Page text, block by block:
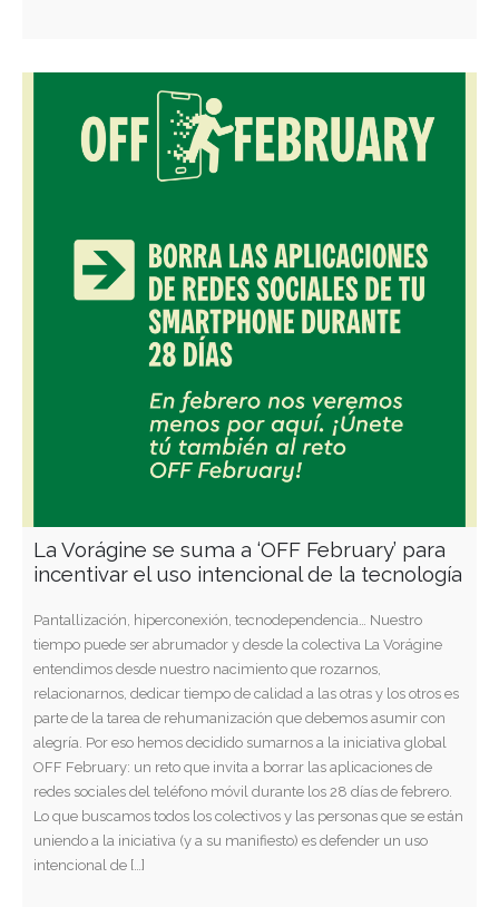
La Vorágine se suma a ‘OFF February’ para
incentivar el uso intencional de la tecnología
Pantallización, hiperconexión, tecnodependencia… Nuestro
tiempo puede ser abrumador y desde la colectiva La Vorágine
entendimos desde nuestro nacimiento que rozarnos,
relacionarnos, dedicar tiempo de calidad a las otras y los otros es
parte de la tarea de rehumanización que debemos asumir con
alegría. Por eso hemos decidido sumarnos a la iniciativa global
OFF February: un reto que invita a borrar las aplicaciones de
redes sociales del teléfono móvil durante los 28 días de febrero.
Lo que buscamos todos los colectivos y las personas que se están
uniendo a la iniciativa (y a su manifiesto) es defender un uso
intencional de […]